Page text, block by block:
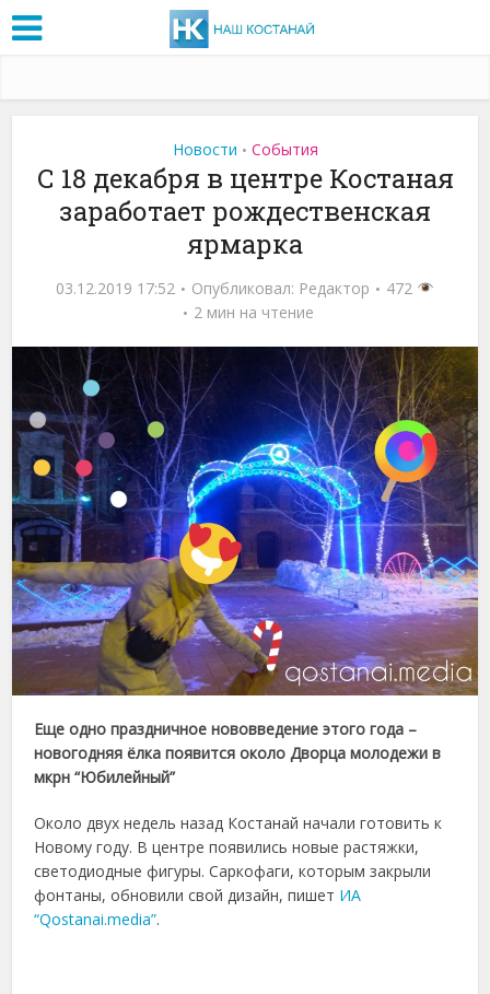
Новости • События
С 18 декабря в центре Костаная
заработает рождественская
ярмарка
03.12.2019 17:52 Опубликовал: Редактор
472
2 мин на чтение
Еще одно праздничное нововведение этого года –
новогодняя ёлка появится около Дворца молодежи в
мкрн “Юбилейный”
Около двух недель назад Костанай начали готовить к
Новому году. В центре появились новые растяжки,
светодиодные фигуры. Саркофаги, которым закрыли
фонтаны, обновили свой дизайн, пишет ИА
“Qostanai.media”.